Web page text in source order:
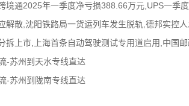
境通2025年一季度净亏损388.66万元,UPS一季
解散,沈阳铁路局一货运列车发生脱轨,德邦实控人
拆上市,上海首条自动驾驶测试专用道启用,中国
-苏州到天水专线直达
-苏州到陇南专线直达